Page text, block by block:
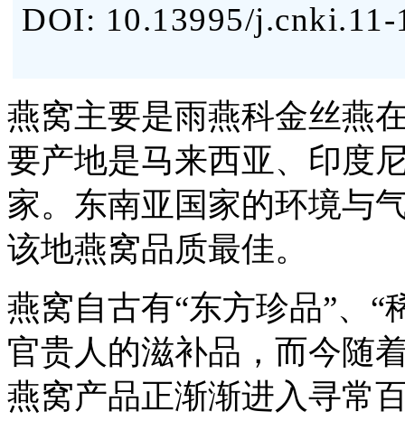
DOI: 10.13995/j.cnki.11-
燕窝主要是雨燕科金丝燕
要产地是马来西亚、印度
家。东南亚国家的环境与
该地燕窝品质最佳。
燕窝自古有“东方珍品”、
官贵人的滋补品，而今随
燕窝产品正渐渐进入寻常